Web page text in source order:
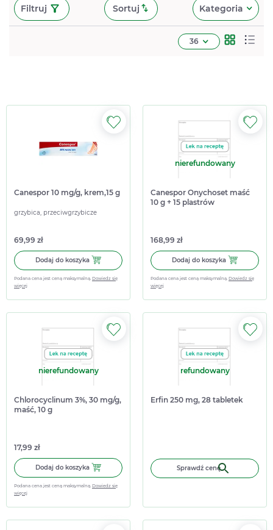
Filtruj Sortuj Kategoria
36
Canespor 10 mg/g, krem,15 g
grzybica, przeciwgrzybicze
69,99 zł
Dodaj do koszyka Dodaj do koszyka Canespor 10 mg/g, krem,15 g
Podana cena jest ceną maksymalną. Dowiedz się
więcej
nierefundowany
Canespor Onychoset maść
10 g + 15 plastrów
168,99 zł
Dodaj do koszyka Dodaj do
Podana cena jest ceną maksymalną. Dowiedz się
więcej
nierefundowany
Chlorocyclinum 3%, 30 mg/g,
maść, 10 g
17,99 zł
Dodaj do koszyka Dodaj do koszyka Chlorocyclinum 3%, 30 mg/g, maść, 10 g
Podana cena jest ceną maksymalną. Dowiedz się
więcej
refundowany
Erfin 250 mg, 28 tabletek
Sprawdź cenę